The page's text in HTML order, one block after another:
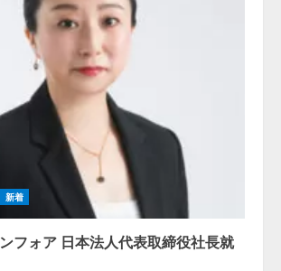
新着
フォア 日本法人代表取締役社長就